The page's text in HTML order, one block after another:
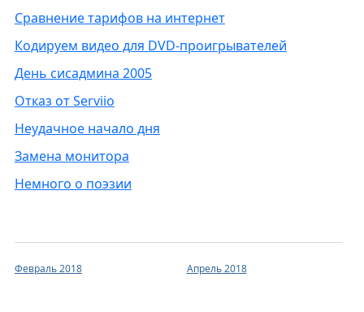
Сравнение тарифов на интернет
Кодируем видео для DVD-проигрывателей
День сисадмина 2005
Отказ от Serviio
Неудачное начало дня
Замена монитора
Немного о поэзии
Февраль 2018 Апрель 2018